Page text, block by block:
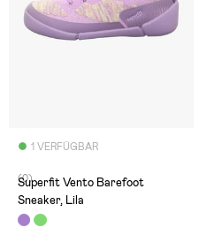
1 VERFÜGBAR
(0)
Superfit Vento Barefoot
Sneaker, Lila